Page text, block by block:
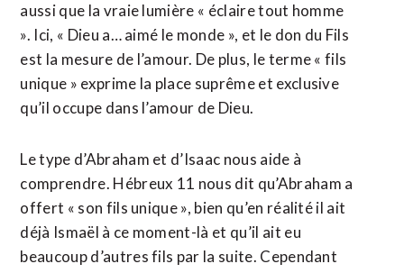
aussi que la vraie lumière « éclaire tout homme
». Ici, « Dieu a… aimé le monde », et le don du Fils
est la mesure de l’amour. De plus, le terme « fils
unique » exprime la place suprême et exclusive
qu’il occupe dans l’amour de Dieu.
Le type d’Abraham et d’Isaac nous aide à
comprendre. Hébreux 11 nous dit qu’Abraham a
offert « son fils unique », bien qu’en réalité il ait
déjà Ismaël à ce moment-là et qu’il ait eu
beaucoup d’autres fils par la suite. Cependant